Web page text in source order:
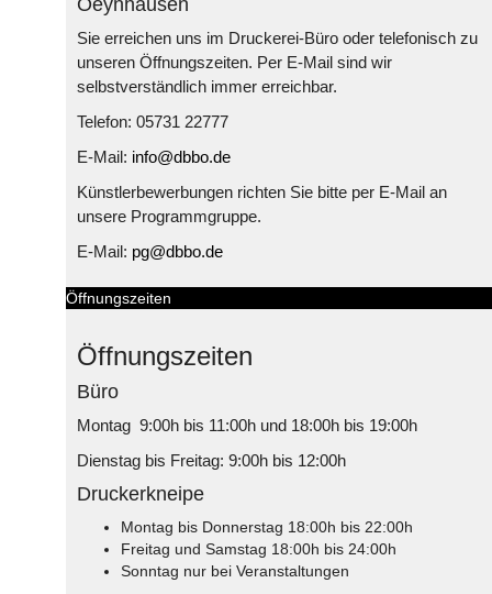
Sie erreichen uns im Druckerei-Büro oder telefonisch zu
unseren Öffnungszeiten. Per E-Mail sind wir
selbstverständlich immer erreichbar.
Telefon: 05731 22777
E-Mail: info@dbbo.de
Künstlerbewerbungen richten Sie bitte per E-Mail an
unsere Programmgruppe.
E-Mail: pg@dbbo.de
Öffnungszeiten
Öffnungszeiten
Büro
Montag 9:00h bis 11:00h und 18:00h bis 19:00h
Dienstag bis Freitag: 9:00h bis 12:00h
Druckerkneipe
Montag bis Donnerstag 18:00h bis 22:00h
Freitag und Samstag 18:00h bis 24:00h
Sonntag nur bei Veranstaltungen